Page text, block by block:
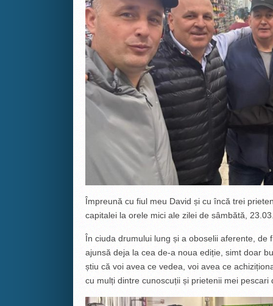
Împreună cu fiul meu David și cu încă trei
capitalei la orele mici ale zilei de sâmbătă,
În ciuda drumului lung și a oboselii aferente,
ajunsă deja la cea de-a noua ediție, simt doar
știu că voi avea ce vedea, voi avea ce
cu mulți dintre cunoscuții și prietenii mei